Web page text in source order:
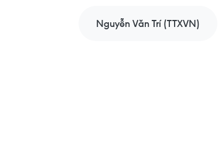
Nguyễn Văn Trí (TTXVN)